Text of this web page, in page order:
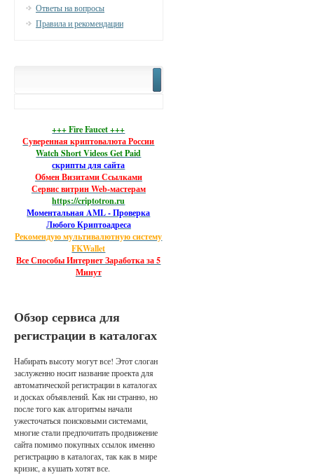
Ответы на вопросы
Правила и рекомендации
+++ Fire Faucet +++
Суверенная криптовалюта России
Watch Short Videos Get Paid
скрипты для сайта
Обмен Визитами Ссылками
Сервис витрин Web-мастерам
https://criptotron.ru
Моментальная AML - Проверка
Любого Криптоадреса
Рекомендую мультивалютную систему
FKWallet
Все Способы Интернет Заработка за 5
Минут
Обзор сервиса для
регистрации в каталогах
Набирать высоту могут все! Этот слоган
заслуженно носит название проекта для
автоматической регистрации в каталогах
и досках объявлений. Как ни странно, но
после того как алгоритмы начали
ужесточаться поисковыми системами,
многие стали предпочитать продвижение
сайта помимо покупных ссылок именно
регистрацию в каталогах, так как в мире
кризис, а кушать хотят все.